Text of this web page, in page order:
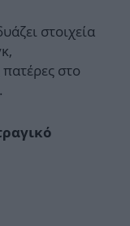
στοιχεία
στο